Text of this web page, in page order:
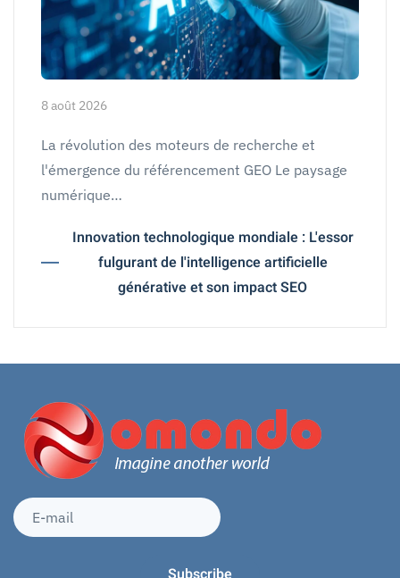
8 août 2026
La révolution des moteurs de recherche et
l'émergence du référencement GEO Le paysage
numérique…
Innovation technologique mondiale : L'essor
fulgurant de l'intelligence artificielle
générative et son impact SEO